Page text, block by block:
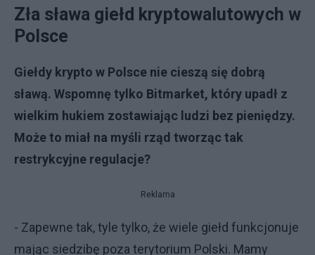
Zła sława giełd kryptowalutowych w
Polsce
Giełdy krypto w Polsce nie cieszą się dobrą
sławą. Wspomnę tylko Bitmarket, który upadł z
wielkim hukiem zostawiając ludzi bez pieniędzy.
Może to miał na myśli rząd tworząc tak
restrykcyjne regulacje?
Reklama
- Zapewne tak, tyle tylko, że wiele giełd funkcjonuje
mając siedzibę poza terytorium Polski. Mamy